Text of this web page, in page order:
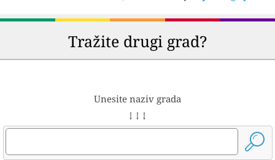
Tražite drugi grad?
Unesite naziv grada
↓ ↓ ↓